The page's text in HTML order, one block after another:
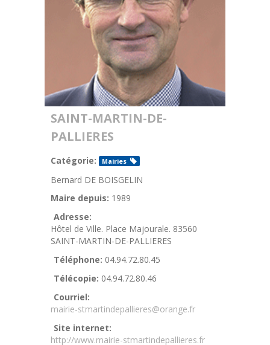
SAINT-MARTIN-DE-
PALLIERES
Catégorie: Mairies
Bernard DE BOISGELIN
Maire depuis: 1989
Adresse:
Hôtel de Ville. Place Majourale. 83560
SAINT-MARTIN-DE-PALLIERES
Téléphone: 04.94.72.80.45
Télécopie: 04.94.72.80.46
Courriel:
mairie-stmartindepallieres@orange.fr
Site internet:
http://www.mairie-stmartindepallieres.fr